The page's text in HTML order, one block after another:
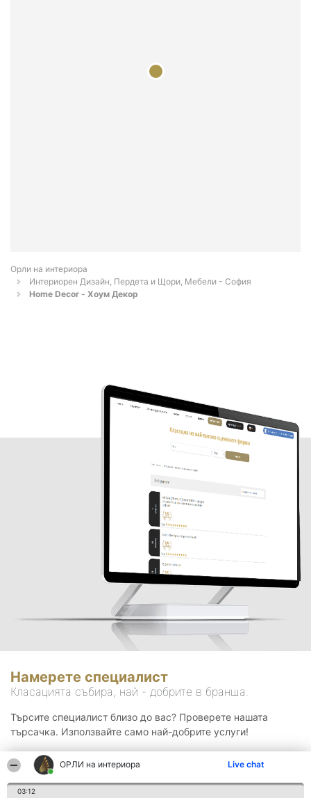
ОРЛИ на интериора Live chat
03:12
Орли на интериора
Интериорен Дизайн, Пердета и Щори, Мебели - София
Home Decor - Хоум Декор
Намерете специалист
Класацията събира, най - добрите в бранша.
Търсите специалист близо до вас? Проверете нашата
търсачка. Използвайте само най-добрите услуги!